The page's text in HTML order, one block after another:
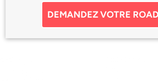
DEMANDEZ VOTRE